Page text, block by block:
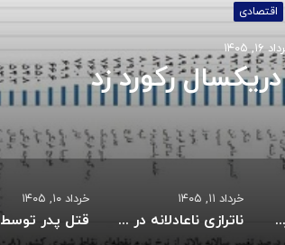
اقتصادی
۱۶, ۱۴۰۵
رکورد زد
جزئیات واریز کالابرگ خردادماه:
خرداد ۱۱, ۱۴۰۵
ناترازی ناعادلانه در مصرف برق بخش خانگی
خرداد ۱۰, ۱۴۰۵